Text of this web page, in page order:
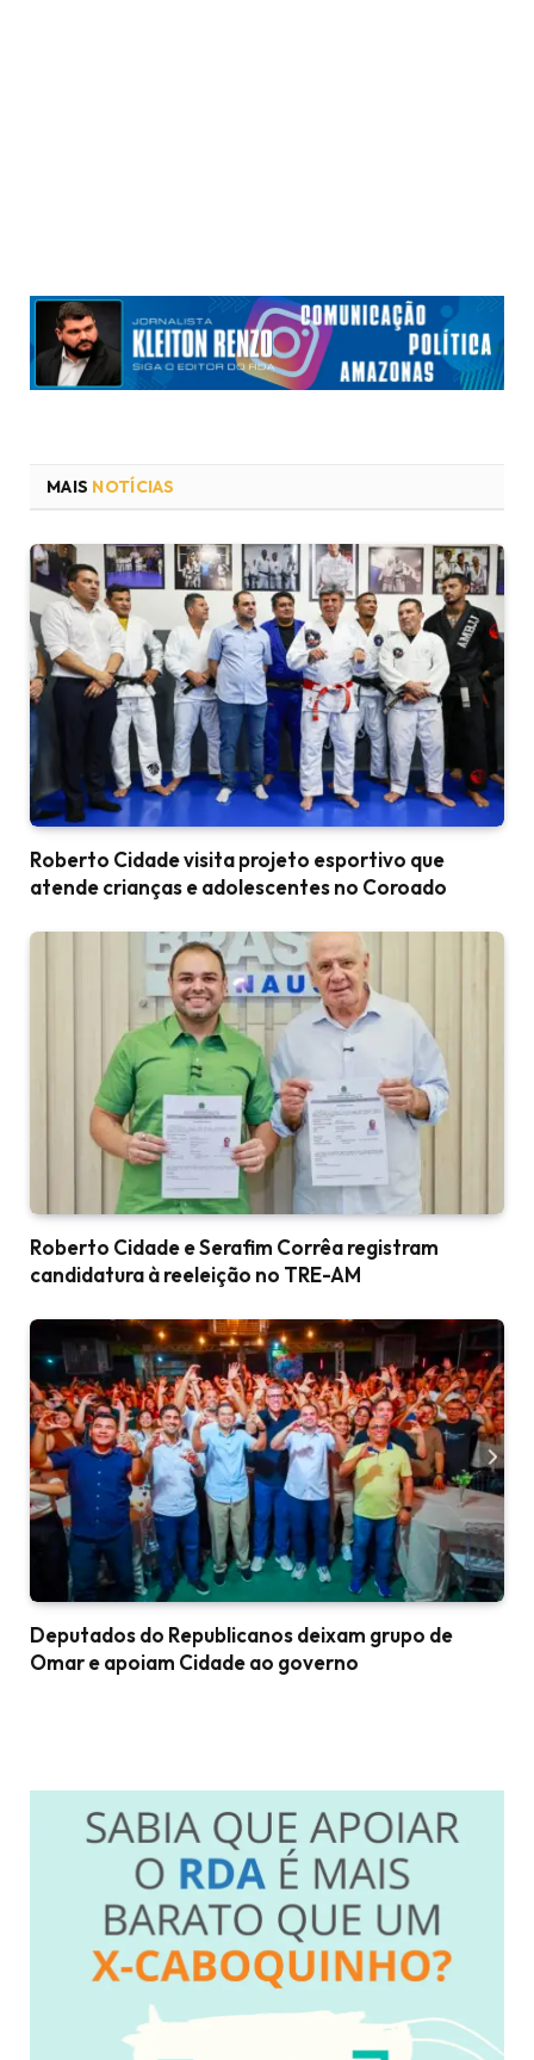
MAIS NOTÍCIAS
Roberto Cidade visita projeto esportivo que
atende crianças e adolescentes no Coroado
Roberto Cidade e Serafim Corrêa registram
candidatura à reeleição no TRE-AM
Deputados do Republicanos deixam grupo de
Omar e apoiam Cidade ao governo